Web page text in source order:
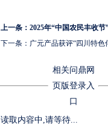
上一条： 2025年“中国农民丰收
下一条： 广元产品获评“四川特色
相关问鼎网
页版登录入
口
读取内容中,请等待...